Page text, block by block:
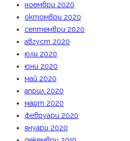
ноември 2020
октомври 2020
септември 2020
август 2020
юли 2020
юни 2020
май 2020
април 2020
март 2020
февруари 2020
януари 2020